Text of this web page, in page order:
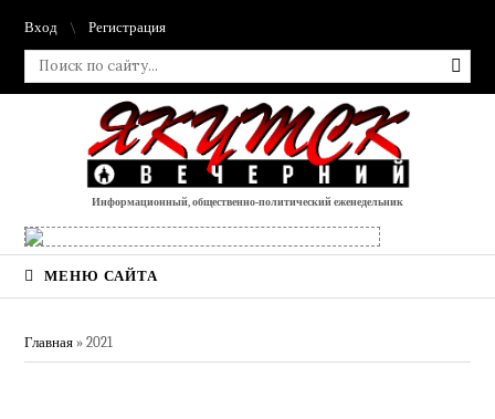
Вход Регистрация
Информационный, общественно-политический еженедельник
МЕНЮ САЙТА
Главная »2021